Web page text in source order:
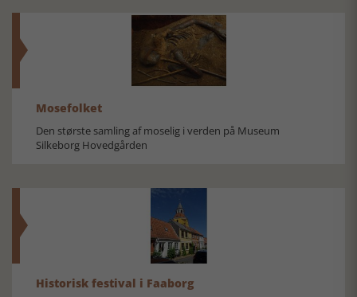
Mosefolket
Den største samling af moselig i verden på Museum
Silkeborg Hovedgården
Historisk festival i Faaborg